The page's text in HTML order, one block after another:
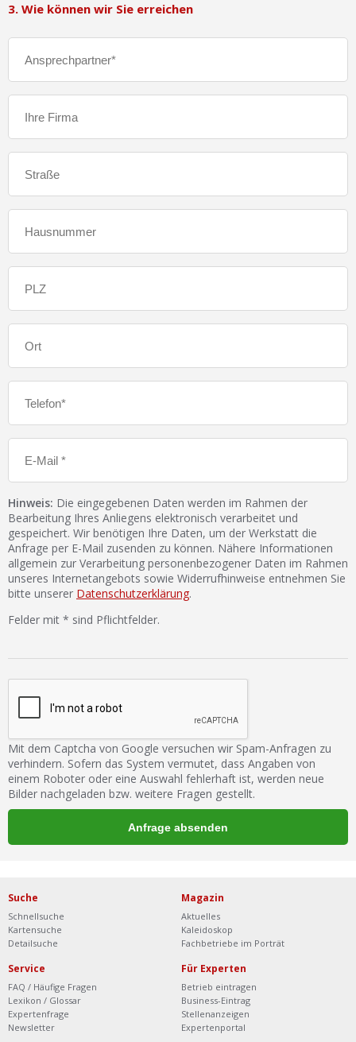
3. Wie können wir Sie erreichen
Hinweis: Die eingegebenen Daten werden im Rahmen der
Bearbeitung Ihres Anliegens elektronisch verarbeitet und
gespeichert. Wir benötigen Ihre Daten, um der Werkstatt die
Anfrage per E-Mail zusenden zu können. Nähere Informationen
allgemein zur Verarbeitung personenbezogener Daten im Rahmen
unseres Internetangebots sowie Widerrufhinweise entnehmen Sie
bitte unserer Datenschutzerklärung.
Felder mit * sind Pflichtfelder.
Mit dem Captcha von Google versuchen wir Spam-Anfragen zu
verhindern. Sofern das System vermutet, dass Angaben von
einem Roboter oder eine Auswahl fehlerhaft ist, werden neue
Bilder nachgeladen bzw. weitere Fragen gestellt.
Suche
Schnellsuche
Kartensuche
Detailsuche
Magazin
Aktuelles
Kaleidoskop
Fachbetriebe im Porträt
Service
FAQ / Häufige Fragen
Lexikon / Glossar
Expertenfrage
Newsletter
Für Experten
Betrieb eintragen
Business-Eintrag
Stellenanzeigen
Expertenportal